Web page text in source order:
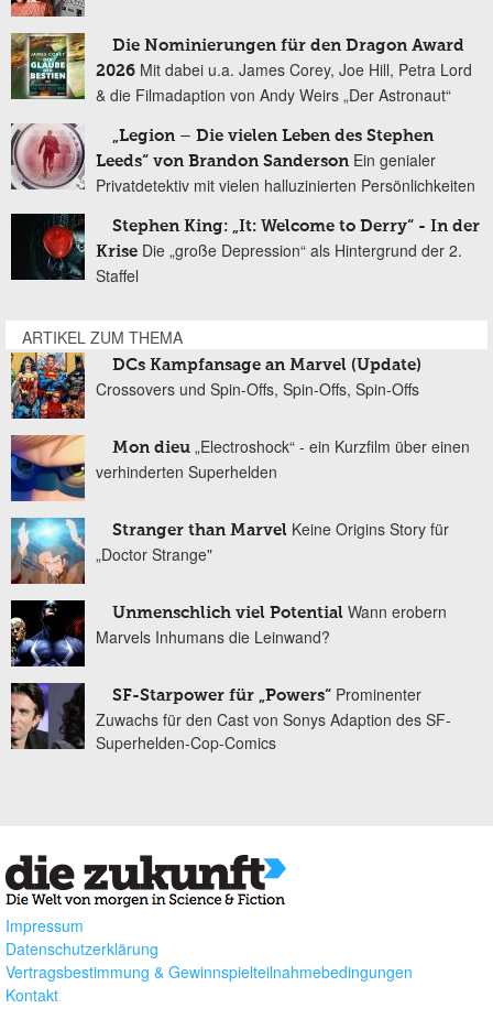
Die Nominierungen für den Dragon Award
2026 Mit dabei u.a. James Corey, Joe Hill, Petra Lord
& die Filmadaption von Andy Weirs „Der Astronaut“
„Legion – Die vielen Leben des Stephen
Leeds“ von Brandon Sanderson Ein genialer
Privatdetektiv mit vielen halluzinierten Persönlichkeiten
Stephen King: „It: Welcome to Derry“ - In der
Krise Die „große Depression“ als Hintergrund der 2.
Staffel
ARTIKEL ZUM THEMA
DCs Kampfansage an Marvel (Update)
Crossovers und Spin-Offs, Spin-Offs, Spin-Offs
Mon dieu „Electroshock“ - ein Kurzfilm über einen
verhinderten Superhelden
Stranger than Marvel Keine Origins Story für
„Doctor Strange"
Unmenschlich viel Potential Wann erobern
Marvels Inhumans die Leinwand?
SF-Starpower für „Powers“ Prominenter
Zuwachs für den Cast von Sonys Adaption des SF-
Superhelden-Cop-Comics
Impressum
Datenschutzerklärung
Vertragsbestimmung & Gewinnspielteilnahmebedingungen
Kontakt